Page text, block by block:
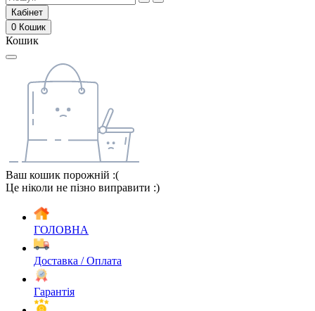
Кабінет
0 Кошик
Кошик
Ваш кошик порожній :(
Це ніколи не пізно виправити :)
ГОЛОВНА
Доставка / Оплата
Гарантія